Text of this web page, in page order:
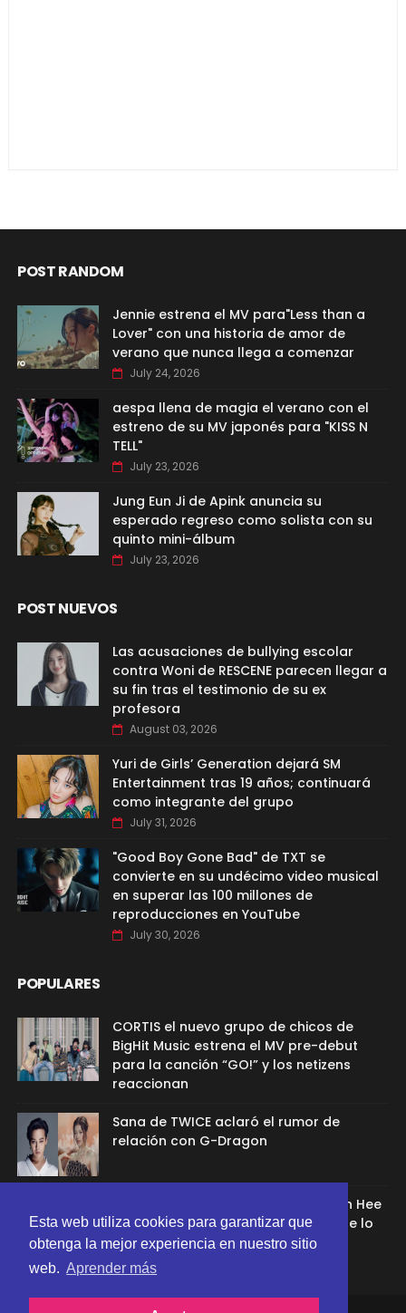
Esta web utiliza cookies para garantizar que
obtenga la mejor experiencia en nuestro sitio
web. Aprender más
POST RANDOM
Jennie estrena el MV para"Less than a
Lover" con una historia de amor de
verano que nunca llega a comenzar
July 24, 2026
aespa llena de magia el verano con el
estreno de su MV japonés para "KISS N
TELL"
July 23, 2026
Jung Eun Ji de Apink anuncia su
esperado regreso como solista con su
quinto mini-álbum
July 23, 2026
POST NUEVOS
Las acusaciones de bullying escolar
contra Woni de RESCENE parecen llegar a
su fin tras el testimonio de su ex
profesora
August 03, 2026
Yuri de Girls’ Generation dejará SM
Entertainment tras 19 años; continuará
como integrante del grupo
July 31, 2026
"Good Boy Gone Bad" de TXT se
convierte en su undécimo video musical
en superar las 100 millones de
reproducciones en YouTube
July 30, 2026
POPULARES
CORTIS el nuevo grupo de chicos de
BigHit Music estrena el MV pre-debut
para la canción “GO!” y los netizens
reaccionan
Sana de TWICE aclaró el rumor de
relación con G-Dragon
Ex aprendíz de ADOR afirmó que Min Hee
Jin la despidió porque su chamán se lo
recomendó